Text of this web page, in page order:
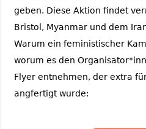
geben. Diese Aktion findet
Bristol, Myanmar und dem
Warum ein feministischer
worum es den
Flyer entnehmen, der extra
angfertigt wurde: